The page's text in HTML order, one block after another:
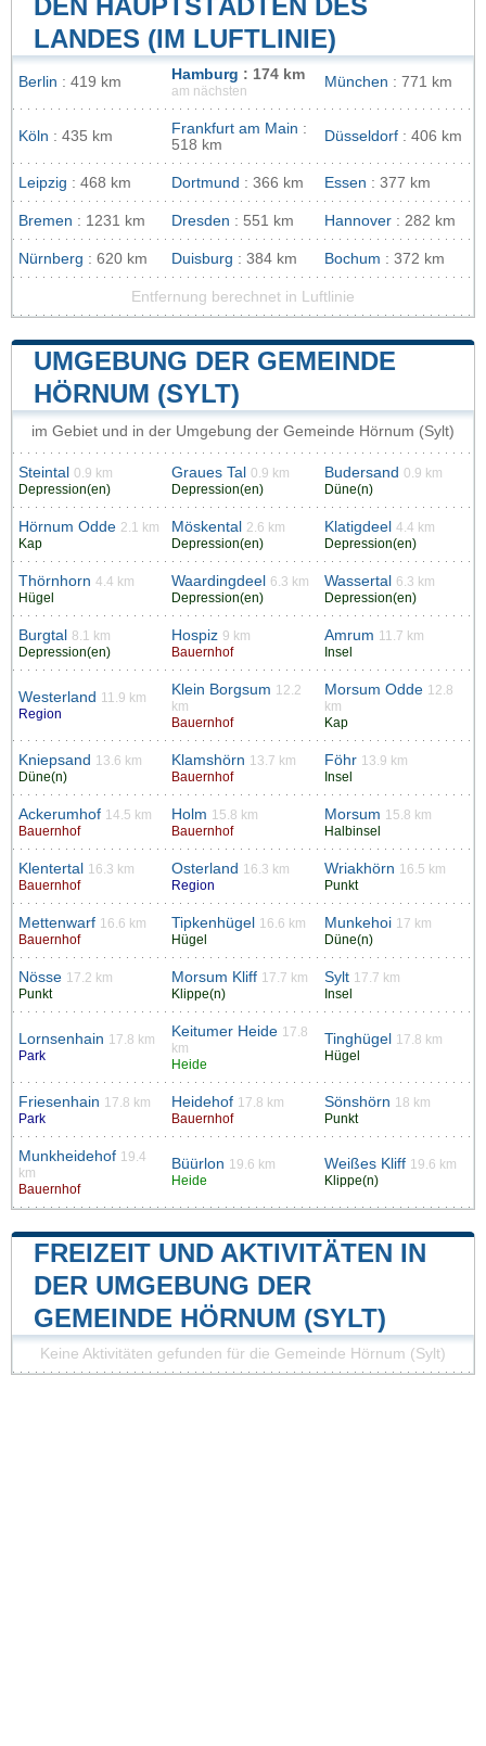
DEN HAUPTSTÄDTEN DES
LANDES (IM LUFTLINIE)
Berlin : 419 km Hamburg : 174 km
am nächsten
München : 771 km
Köln : 435 km Frankfurt am Main :
518 km
Düsseldorf : 406 km
Leipzig : 468 km Dortmund : 366 km Essen : 377 km
Bremen : 1231 km Dresden : 551 km Hannover : 282 km
Nürnberg : 620 km Duisburg : 384 km Bochum : 372 km
Entfernung berechnet in Luftlinie
UMGEBUNG DER GEMEINDE
HÖRNUM (SYLT)
im Gebiet und in der Umgebung der Gemeinde Hörnum (Sylt)
Steintal
0.9 km
Depression(en)
Graues Tal
0.9 km
Depression(en)
Budersand 0.9 km
Düne(n)
Hörnum Odde 2.1 km
Kap
Möskental
2.6 km
Depression(en)
Klatigdeel 4.4 km
Depression(en)
Thörnhorn 4.4 km
Hügel
Waardingdeel
6.3 km
Depression(en)
Wassertal
6.3 km
Depression(en)
Burgtal
8.1 km
Depression(en)
Hospiz 9 km
Bauernhof
Amrum 11.7 km
Insel
Westerland 11.9 km
Region
Klein Borgsum 12.2
km
Bauernhof
Morsum Odde 12.8
km
Kap
Kniepsand 13.6 km
Düne(n)
Klamshörn 13.7 km
Bauernhof
Föhr 13.9 km
Insel
Ackerumhof 14.5 km
Bauernhof
Holm 15.8 km
Bauernhof
Morsum 15.8 km
Halbinsel
Klentertal
16.3 km
Bauernhof
Osterland 16.3 km
Region
Wriakhörn 16.5 km
Punkt
Mettenwarf 16.6 km
Bauernhof
Tipkenhügel
16.6 km
Hügel
Munkehoi 17 km
Düne(n)
Nösse 17.2 km
Punkt
Morsum Kliff 17.7 km
Klippe(n)
Sylt 17.7 km
Insel
Lornsenhain 17.8 km
Park
Keitumer Heide 17.8
km
Heide
Tinghügel
17.8 km
Hügel
Friesenhain 17.8 km
Park
Heidehof 17.8 km
Bauernhof
Sönshörn 18 km
Punkt
Munkheidehof 19.4
km
Bauernhof
Büürlon 19.6 km
Heide
Weißes Kliff 19.6 km
Klippe(n)
FREIZEIT UND AKTIVITÄTEN IN
DER UMGEBUNG DER
GEMEINDE HÖRNUM (SYLT)
Keine Aktivitäten gefunden für die Gemeinde Hörnum (Sylt)